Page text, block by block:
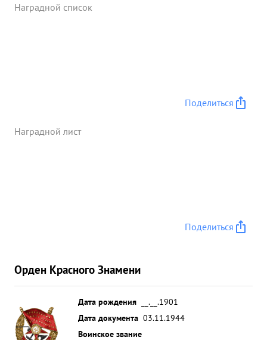
Наградной список
Поделиться
Наградной лист
Поделиться
Орден Красного Знамени
Дата рождения
__.__.1901
Дата документа 03.11.1944
Воинское звание